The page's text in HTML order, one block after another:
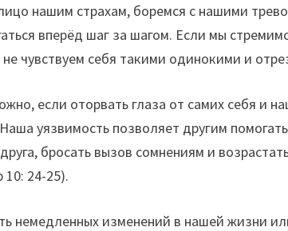
нашим страхам, боремся с нашими
вперёд шаг за шагом. Если мы
чувствуем себя такими одинокими и
если оторвать глаза от самих себя и
уязвимость позволяет другим
бросать вызов сомнениям и
24-25).
немедленных изменений в нашей жизни